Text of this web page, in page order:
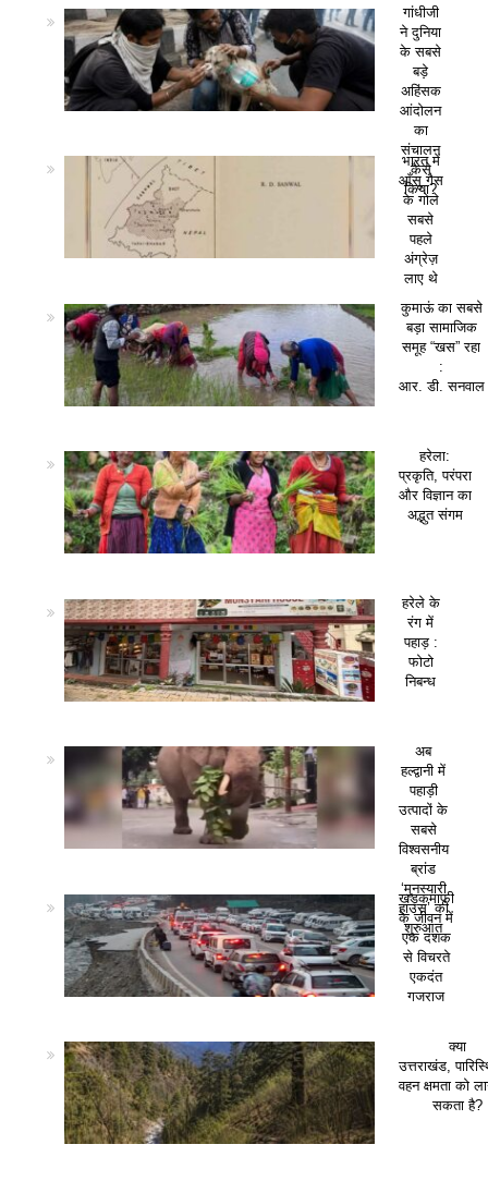
गांधीजी
ने दुनिया
के सबसे
बड़े
अहिंसक
आंदोलन
का
संचालन
कैसे
किया?
भारत में
आँसू गैस
के गोले
सबसे
पहले
अंग्रेज़
लाए थे
कुमाऊं का सबसे
बड़ा सामाजिक
समूह “खस” रहा
:
आर. डी. सनवाल
हरेला:
प्रकृति, परंपरा
और विज्ञान का
अद्भुत संगम
हरेले के
रंग में
पहाड़ :
फोटो
निबन्ध
अब
हल्द्वानी में
पहाड़ी
उत्पादों के
सबसे
विश्वसनीय
ब्रांड
‘मुनस्यारी
हाउस’ की
शुरुआत
खड़कमाफी
के जीवन में
एक दशक
से विचरते
एकदंत
गजराज
क्या
उत्तराखंड,
वहन क्षमता को
सकता है?